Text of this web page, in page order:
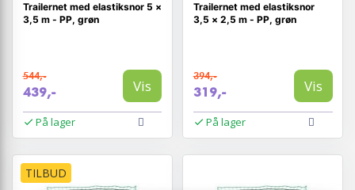
Trailernet med elastiksnor 5 ×
3,5 m - PP, grøn
544,-
439,- Vis
På lager
Trailernet med elastiksnor
3,5 × 2,5 m - PP, grøn
394,-
319,- Vis
På lager
TILBUD